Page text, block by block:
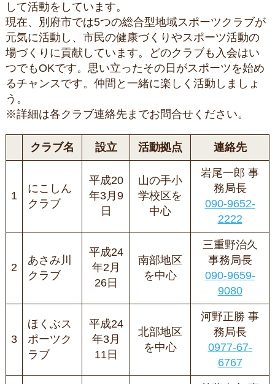
して活動をしています。
現在、別府市では5つの総合型地域スポーツクラブが
元気に活動し、市民の健康づくりやスポーツ活動の
場づくりに貢献しています。どのクラブも入会はい
つでもOKです。思い立ったその日がスポーツを始め
るチャンスです。仲間と一緒に楽しく活動しましょ
う。
※詳細は各クラブ連絡先までお問合せください。
クラブ名 設立 活動拠点 連絡先
1
にこしん
クラブ
平成20
年3月9
日
山の手小
学校区を
中心
岩尾一郎 事
務局長
090-9652-
2222
2
あさみ川
クラブ
平成24
年2月
26日
南部地区
を中心
三重野治久
事務局長
090-9659-
9080
3
ほくぶス
ポーツク
ラブ
平成24
年3月
11日
北部地区
を中心
河野正勝 事
務局長
0977-67-
6767